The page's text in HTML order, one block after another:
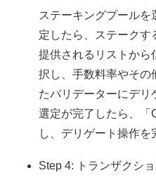
ステーキングプール
定したら、ステークす
提供されるリストから
択し、手数料率やその
たバリデーターにデリ
選定が完了したら、「
し、デリゲート操作を
Step 4: トランザクシ